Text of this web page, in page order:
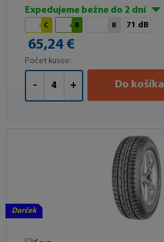
Expedujeme bežne do 2 dní
C B B 71 dB
65,24 €
Počet kusov:
- + Do košíka
Darček